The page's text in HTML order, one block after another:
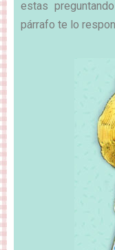
estas
párrafo te lo